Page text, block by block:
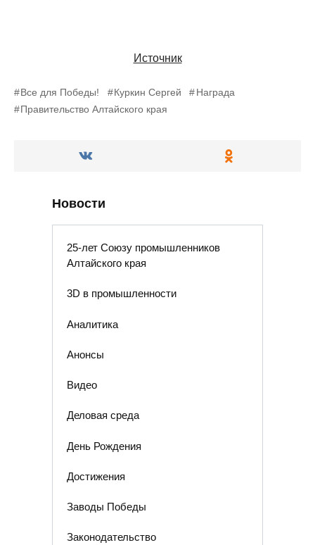
Источник
Все для Победы! Куркин Сергей
Награда
Правительство Алтайского края
Новости
25-лет Союзу промышленников
Алтайского края
3D в промышленности
Аналитика
Анонсы
Видео
Деловая среда
День Рождения
Достижения
Заводы Победы
Законодательство